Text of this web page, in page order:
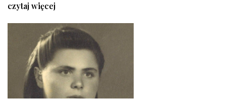
czytaj więcej